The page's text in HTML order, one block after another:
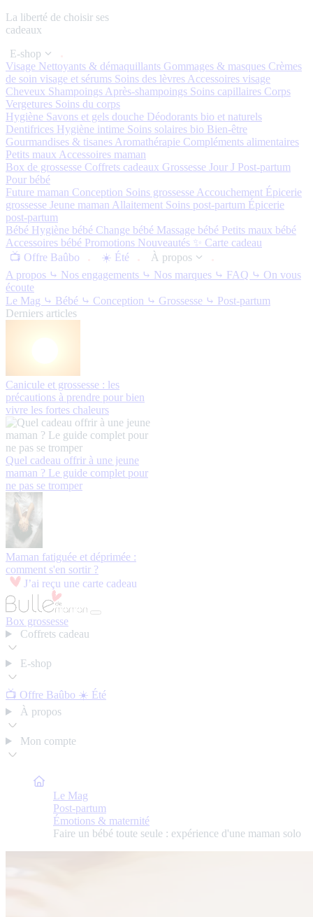
La liberté de choisir ses
cadeaux
E-shop
Visage Nettoyants & démaquillants Gommages & masques Crèmes
de soin visage et sérums Soins des lèvres Accessoires visage
Cheveux Shampoings Après-shampoings Soins capillaires Corps
Vergetures Soins du corps
Hygiène Savons et gels douche Déodorants bio et naturels
Dentifrices Hygiène intime Soins solaires bio Bien-être
Gourmandises & tisanes Aromathérapie Compléments alimentaires
Petits maux Accessoires maman
Box de grossesse Coffrets cadeaux Grossesse Jour J Post-partum
Pour bébé
Future maman Conception Soins grossesse Accouchement Épicerie
grossesse Jeune maman Allaitement Soins post-partum Épicerie
post-partum
Bébé Hygiène bébé Change bébé Massage bébé Petits maux bébé
Accessoires bébé Promotions Nouveautés ✨ Carte cadeau
📺 Offre Baûbo
☀️ Été
À propos
A propos ⤷ Nos engagements ⤷ Nos marques ⤷ FAQ ⤷ On vous
écoute
Le Mag ⤷ Bébé ⤷ Conception ⤷ Grossesse ⤷ Post-partum
Derniers articles
Canicule et grossesse : les
précautions à prendre pour bien
vivre les fortes chaleurs
Quel cadeau offrir à une jeune
maman ? Le guide complet pour
ne pas se tromper
Maman fatiguée et déprimée :
comment s'en sortir ?
J’ai reçu une carte cadeau
Box grossesse
Coffrets cadeau
E-shop
📺 Offre Baûbo ☀️ Été
À propos
Mon compte
Bulle de Maman
Le Mag
Post-partum
Émotions & maternité
Faire un bébé toute seule : expérience d'une maman solo